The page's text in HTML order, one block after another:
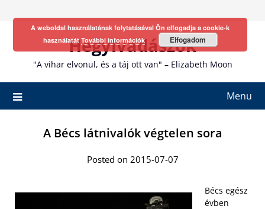
Hegyivadászok
"A vihar elvonul, és a táj ott van" – Elizabeth Moon
Menu
A Bécs látnivalók végtelen sora
Posted on 2015-07-07
Bécs egész
évben
A weboldal használatának folytatásával Ön elfogadja a cookie-k
használatátTovábbi információk Elfogadom